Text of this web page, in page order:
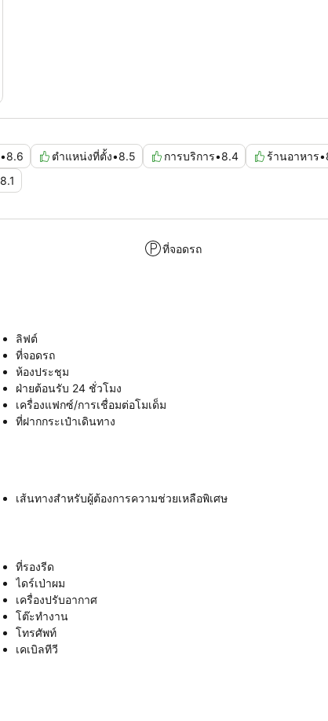
•8.6 ตำแหน่งที่ตั้ง•8.5 การบริการ•8.4 ร้านอาหาร•
8.1
ที่จอดรถ
ลิฟต์
ที่จอดรถ
ห้องประชุม
ฝ่ายต้อนรับ 24 ชั่วโมง
เครื่องแฟกซ์/การเชื่อมต่อโมเด็ม
ที่ฝากกระเป๋าเดินทาง
เส้นทางสำหรับผู้ต้องการความช่วยเหลือพิเศษ
ที่รองรีด
ไดร์เป่าผม
เครื่องปรับอากาศ
โต๊ะทำงาน
โทรศัพท์
เคเบิลทีวี